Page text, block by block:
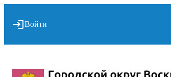
Войти